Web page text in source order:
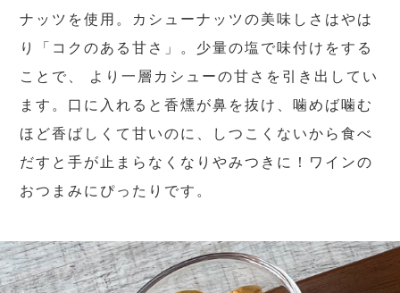
ナッツを使用。カシューナッツの美味しさはやは
り「コクのある甘さ」。少量の塩で味付けをする
ことで、 より一層カシューの甘さを引き出してい
ます。口に入れると香燻が鼻を抜け、噛めば噛む
ほど香ばしくて甘いのに、しつこくないから食べ
だすと手が止まらなくなりやみつきに！ワインの
おつまみにぴったりです。